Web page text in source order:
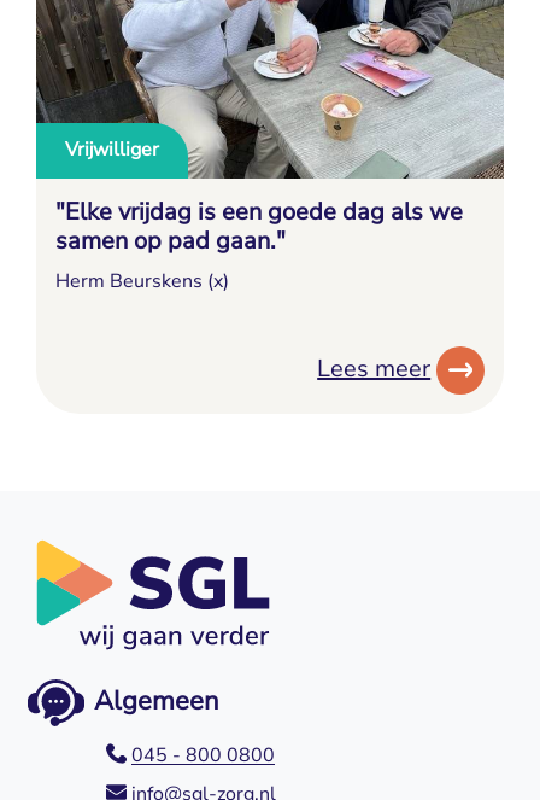
Vrijwilliger
"Elke vrijdag is een goede dag als we
samen op pad gaan."
Herm Beurskens (x)
Lees meer
Algemeen
045 - 800 0800
info@sgl-zorg.nl